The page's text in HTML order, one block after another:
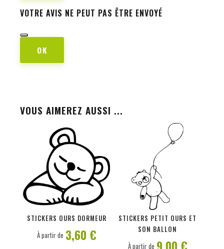
VOTRE AVIS NE PEUT PAS ÊTRE ENVOYÉ
OK
VOUS AIMEREZ AUSSI ...
STICKERS OURS DORMEUR
PERSONNALISER
À partir de 3,60 €
STICKERS PETIT OURS ET
SON BALLON
PERSONNALISER
À partir de